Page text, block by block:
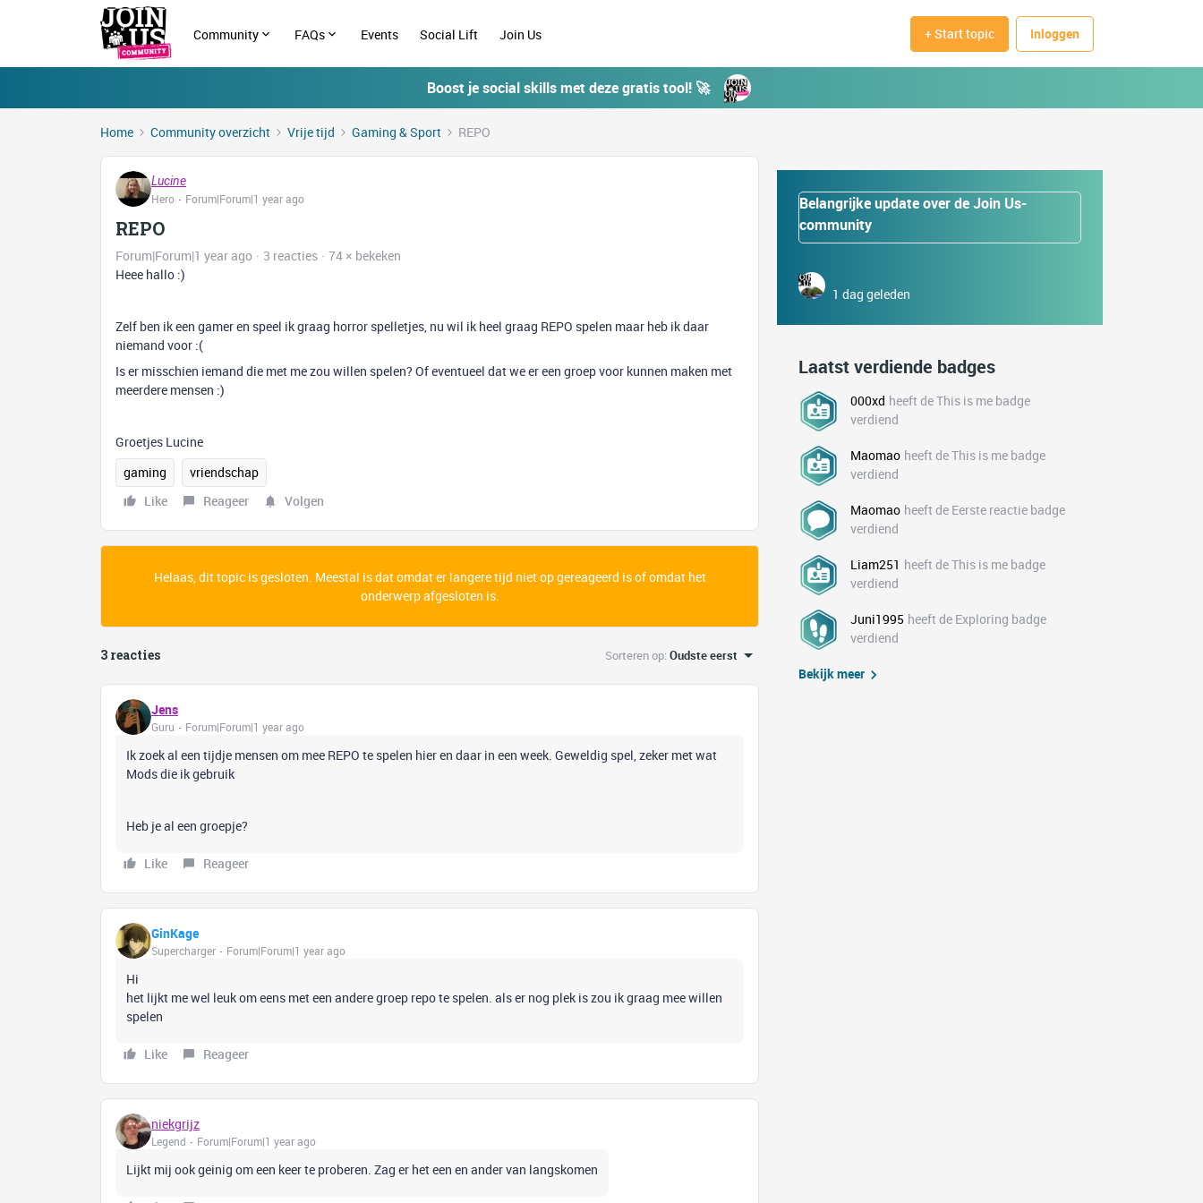
Community FAQs Events Social Lift Join Us + Start topic Inloggen
Boost je social skills met deze gratis tool! 🚀
Home Community overzicht Vrije tijd Gaming & Sport REPO
Lucine
Hero
Forum|Forum|1 year ago
REPO
Forum|Forum|1 year ago 3 reacties
74 × bekeken
Heee hallo :)
Zelf ben ik een gamer en speel ik graag horror spelletjes, nu wil ik heel graag REPO spelen maar heb ik daar
niemand voor :(
Is er misschien iemand die met me zou willen spelen? Of eventueel dat we er een groep voor kunnen maken met
meerdere mensen :)
Groetjes Lucine
gaming
vriendschap
Like
Reageer Volgen
Helaas, dit topic is gesloten. Meestal is dat omdat er langere tijd niet op gereageerd is of omdat het
onderwerp afgesloten is.
3 reacties Sorteren op:Oudste eerst
Jens
Guru Forum|Forum|1 year ago
Ik zoek al een tijdje mensen om mee REPO te spelen hier en daar in een week. Geweldig spel, zeker met wat
Mods die ik gebruik
Heb je al een groepje?
Like Reageer
GinKage
Supercharger Forum|Forum|1 year ago
Hi
het lijkt me wel leuk om eens met een andere groep repo te spelen. als er nog plek is zou ik graag mee willen
spelen
Like Reageer
niekgrijz
Legend Forum|Forum|1 year ago
Lijkt mij ook geinig om een keer te proberen. Zag er het een en ander van langskomen
Belangrijke update over de Join Us-
community
1 dag geleden
Laatst verdiende badges
000xd heeft de This is me badge
verdiend
Maomao heeft de This is me badge
verdiend
Maomao heeft de Eerste reactie badge
verdiend
Liam251 heeft de This is me badge
verdiend
Juni1995 heeft de Exploring badge
verdiend
Bekijk meer